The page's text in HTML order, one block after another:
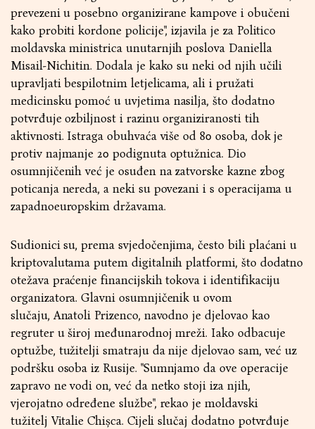
prevezeni u posebno organizirane kampove i obučeni
kako probiti kordone policije", izjavila je za Politico
moldavska ministrica unutarnjih poslova Daniella
Misail-Nichitin. Dodala je kako su neki od njih učili
upravljati bespilotnim letjelicama, ali i pružati
medicinsku pomoć u uvjetima nasilja, što dodatno
potvrđuje ozbiljnost i razinu organiziranosti tih
aktivnosti. Istraga obuhvaća više od 80 osoba, dok je
protiv najmanje 20 podignuta optužnica. Dio
osumnjičenih već je osuđen na zatvorske kazne zbog
poticanja nereda, a neki su povezani i s operacijama u
zapadnoeuropskim državama.
Sudionici su, prema svjedočenjima, često bili plaćani u
kriptovalutama putem digitalnih platformi, što dodatno
otežava praćenje financijskih tokova i identifikaciju
organizatora. Glavni osumnjičenik u ovom
slučaju, Anatoli Prizenco, navodno je djelovao kao
regruter u široj međunarodnoj mreži. Iako odbacuje
optužbe, tužitelji smatraju da nije djelovao sam, već uz
podršku osoba iz Rusije. "Sumnjamo da ove operacije
zapravo ne vodi on, već da netko stoji iza njih,
vjerojatno određene službe", rekao je moldavski
tužitelj Vitalie Chișca. Cijeli slučaj dodatno potvrđuje